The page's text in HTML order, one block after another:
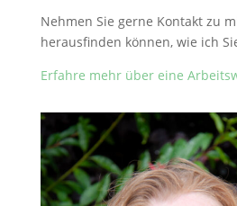
Nehmen Sie gerne Kontakt zu
herausfinden können, wie ich
Erfahre mehr über eine